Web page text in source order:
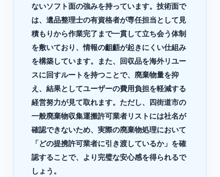
ないソフト面の強みを持っています。技術面で
は、遺品整理士の有資格者が専任担当として見
積もりから作業完了まで一貫して立ち会う体制
を敷いており、情報の齟齬が起きにくい仕組み
を構築しています。また、回収品を海外リユー
スに回すルートを持つことで、廃棄物量を抑
え、結果としてユーザーの費用負担を軽減する
経営努力が見て取れます。ただし、四街道市の
一般廃棄物収集運搬許可業者リストには社名が
確認できないため、実際の廃棄物処理において
「どの提携許可業者に引き渡しているか」を確
認することで、より完璧な安心感を得られるで
しょう。